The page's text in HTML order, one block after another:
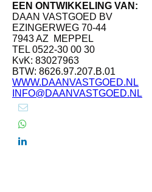
EEN ONTWIKKELING VAN:
DAAN VASTGOED BV
EZINGERWEG 70-44
7943 AZ MEPPEL
TEL 0522-30 00 30
KvK: 83027963
BTW: 8626.97.207.B.01
WWW.DAANVASTGOED.NL
INFO@DAANVASTGOED.NL